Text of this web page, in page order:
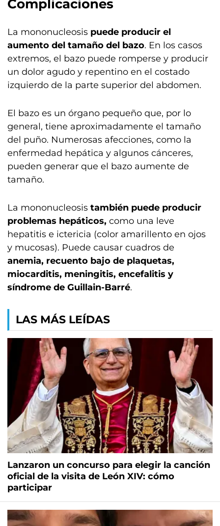
Complicaciones
La mononucleosis puede producir el
aumento del tamaño del bazo. En los casos
extremos, el bazo puede romperse y producir
un dolor agudo y repentino en el costado
izquierdo de la parte superior del abdomen.
El bazo es un órgano pequeño que, por lo
general, tiene aproximadamente el tamaño
del puño. Numerosas afecciones, como la
enfermedad hepática y algunos cánceres,
pueden generar que el bazo aumente de
tamaño.
La mononucleosis también puede producir
problemas hepáticos, como una leve
hepatitis e ictericia (color amarillento en ojos
y mucosas). Puede causar cuadros de
anemia, recuento bajo de plaquetas,
miocarditis, meningitis, encefalitis y
síndrome de Guillain-Barré.
LAS MÁS LEÍDAS
Lanzaron un concurso para elegir la canción
oficial de la visita de León XIV: cómo
participar